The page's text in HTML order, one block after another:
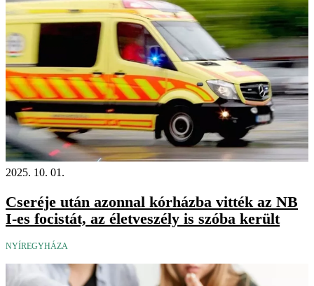
2025. 10. 01.
Cseréje után azonnal kórházba vitték az NB
I-es focistát, az életveszély is szóba került
NYÍREGYHÁZA